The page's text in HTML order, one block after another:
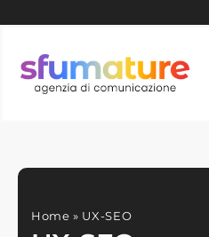
content
AGENZIA
Home » UX-SEO